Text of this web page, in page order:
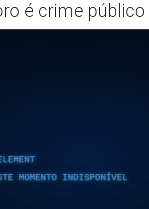
é crime público
MOMENTO INDISPONÍVEL